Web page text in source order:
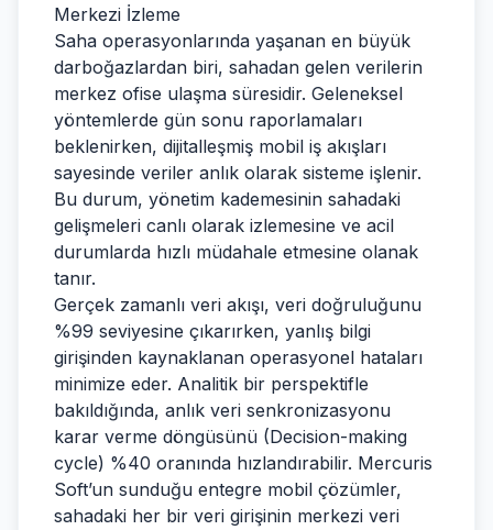
Merkezi İzleme
Saha operasyonlarında yaşanan en büyük
darboğazlardan biri, sahadan gelen verilerin
merkez ofise ulaşma süresidir. Geleneksel
yöntemlerde gün sonu raporlamaları
beklenirken, dijitalleşmiş mobil iş akışları
sayesinde veriler anlık olarak sisteme işlenir.
Bu durum, yönetim kademesinin sahadaki
gelişmeleri canlı olarak izlemesine ve acil
durumlarda hızlı müdahale etmesine olanak
tanır.
Gerçek zamanlı veri akışı, veri doğruluğunu
%99 seviyesine çıkarırken, yanlış bilgi
girişinden kaynaklanan operasyonel hataları
minimize eder. Analitik bir perspektifle
bakıldığında, anlık veri senkronizasyonu
karar verme döngüsünü (Decision-making
cycle) %40 oranında hızlandırabilir. Mercuris
Soft’un sunduğu entegre mobil çözümler,
sahadaki her bir veri girişinin merkezi veri